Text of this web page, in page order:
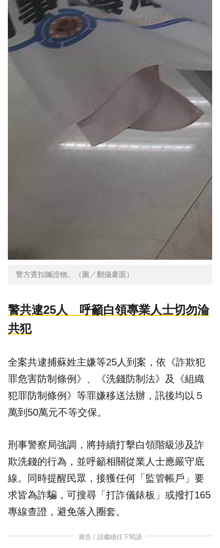
警方查扣贓證物。（圖／翻攝畫面）
警共逮25人 呼籲白領專業人士切勿淪
共犯
全案共逮捕蘇姓主嫌等25人到案，依《詐欺犯
罪危害防制條例》、《洗錢防制法》及《組織
犯罪防制條例》等罪嫌移送法辦，訊後均以５
萬到50萬元不等交保。
刑事警察局強調，將持續打擊白領階級涉及詐
欺洗錢的行為，並呼籲相關從業人士應嚴守底
線。同時提醒民眾，接獲任何「監管帳戶」要
求皆為詐騙，可搜尋「打詐儀錶板」或撥打165
專線查證，避免落入圈套。
廣告 / 請繼續往下閱讀